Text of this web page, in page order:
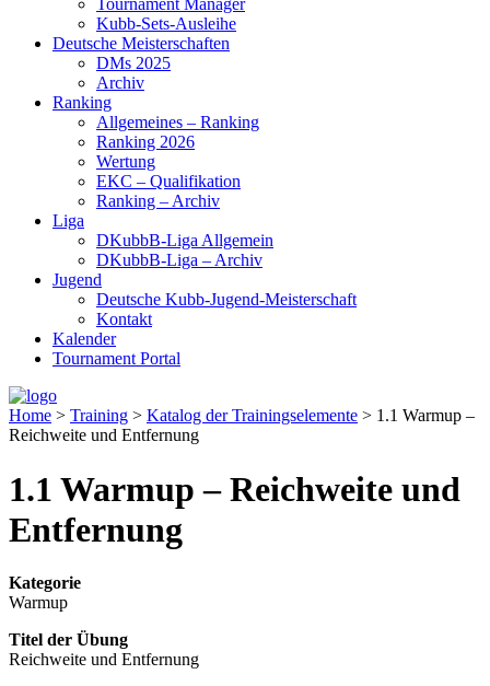
Tournament Manager
Kubb-Sets-Ausleihe
Deutsche Meisterschaften
DMs 2025
Archiv
Ranking
Allgemeines – Ranking
Ranking 2026
Wertung
EKC – Qualifikation
Ranking – Archiv
Liga
DKubbB-Liga Allgemein
DKubbB-Liga – Archiv
Jugend
Deutsche Kubb-Jugend-Meisterschaft
Kontakt
Kalender
Tournament Portal
Home > Training > Katalog der Trainingselemente > 1.1 Warmup –
Reichweite und Entfernung
1.1 Warmup – Reichweite und
Entfernung
Kategorie
Warmup
Titel der Übung
Reichweite und Entfernung